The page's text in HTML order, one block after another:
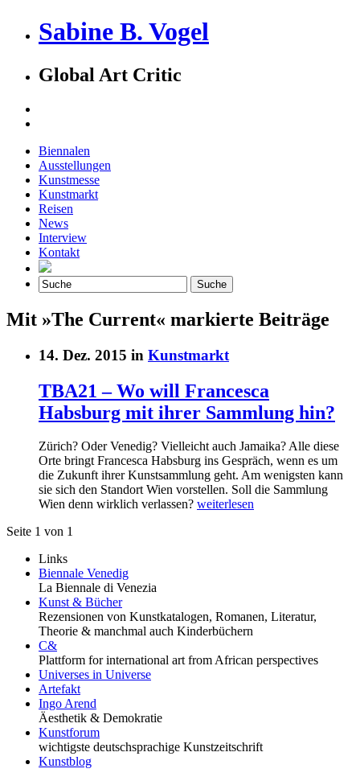
Sabine B. Vogel
Global Art Critic
Biennalen
Ausstellungen
Kunstmesse
Kunstmarkt
Reisen
News
Interview
Kontakt
Mit »The Current« markierte Beiträge
14. Dez. 2015 in Kunstmarkt
TBA21 – Wo will Francesca
Habsburg mit ihrer Sammlung hin?
Zürich? Oder Venedig? Vielleicht auch Jamaika? Alle diese
Orte bringt Francesca Habsburg ins Gespräch, wenn es um
die Zukunft ihrer Kunstsammlung geht. Am wenigsten kann
sie sich den Standort Wien vorstellen. Soll die Sammlung
Wien denn wirklich verlassen? weiterlesen
Seite 1 von 1
Links
Biennale Venedig
La Biennale di Venezia
Kunst & Bücher
Rezensionen von Kunstkatalogen, Romanen, Literatur,
Theorie & manchmal auch Kinderbüchern
C&
Plattform for international art from African perspectives
Universes in Universe
Artefakt
Ingo Arend
Äesthetik & Demokratie
Kunstforum
wichtigste deutschsprachige Kunstzeitschrift
Kunstblog